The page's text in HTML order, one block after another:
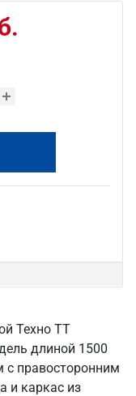
Техно ТТ
длиной 1500
с правосторонним
и каркас из